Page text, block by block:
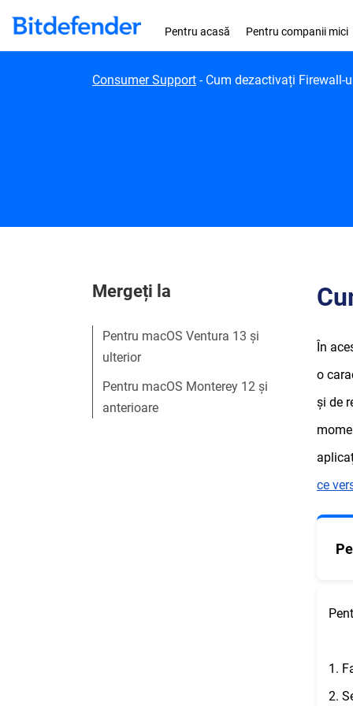
Skip to content
Pentru acasă Pentru companii mici
Consumer Support - Cum dezactivați Firewall-
Mergeți la
Pentru macOS Ventura 13 și
ulterior
Pentru macOS Monterey 12 și
anterioare
În
o
și de
ce
1.
2.